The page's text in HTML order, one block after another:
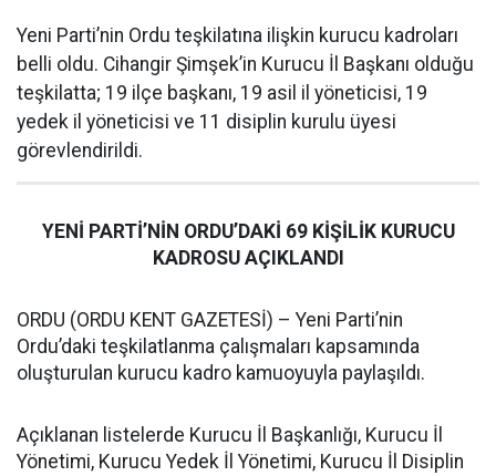
Yeni Parti’nin Ordu teşkilatına ilişkin kurucu kadroları
belli oldu. Cihangir Şimşek’in Kurucu İl Başkanı olduğu
teşkilatta; 19 ilçe başkanı, 19 asil il yöneticisi, 19
yedek il yöneticisi ve 11 disiplin kurulu üyesi
görevlendirildi.
YENİ PARTİ’NİN ORDU’DAKİ 69 KİŞİLİK KURUCU
KADROSU AÇIKLANDI
ORDU (ORDU KENT GAZETESİ) – Yeni Parti’nin
Ordu’daki teşkilatlanma çalışmaları kapsamında
oluşturulan kurucu kadro kamuoyuyla paylaşıldı.
Açıklanan listelerde Kurucu İl Başkanlığı, Kurucu İl
Yönetimi, Kurucu Yedek İl Yönetimi, Kurucu İl Disiplin